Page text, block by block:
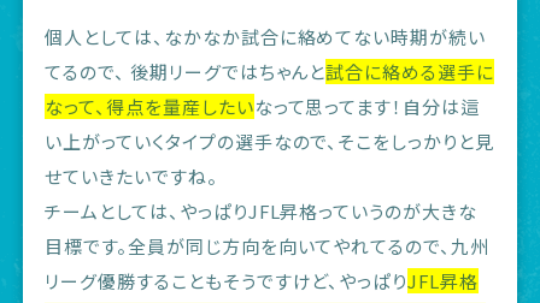
個人としては、なかなか試合に絡めてない時期が続い
てるので、 後期リーグではちゃんと試合に絡める選手に
なって、得点を量産したいなって思ってます！自分は這
い上がっていくタイプの選手なので、そこをしっかりと見
せていきたいですね。
チームとしては、やっぱりJFL昇格っていうのが大きな
目標です。全員が同じ方向を向いてやれてるので、九州
リーグ優勝することもそうですけど、やっぱりJFL昇格